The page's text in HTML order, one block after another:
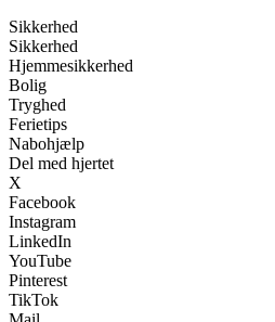
Sikkerhed
Sikkerhed
Hjemmesikkerhed
Bolig
Tryghed
Ferietips
Nabohjælp
Del med hjertet
X
Facebook
Instagram
LinkedIn
YouTube
Pinterest
TikTok